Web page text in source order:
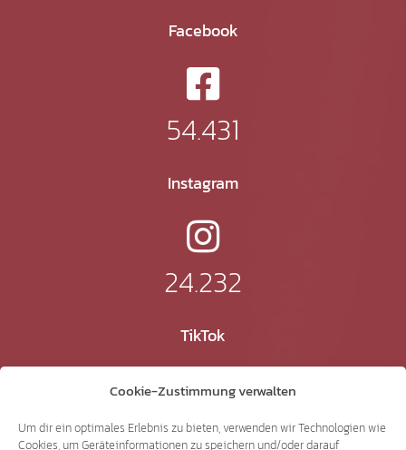
Cookie-Zustimmung verwalten
Um dir ein optimales Erlebnis zu bieten, verwenden wir Technologien wie
Cookies, um Geräteinformationen zu speichern und/oder darauf
Facebook
54.431
Instagram
24.232
TikTok
41.370